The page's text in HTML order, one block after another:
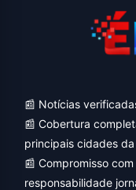
📰 Notícias
📰 Cobertura
principais cidades
📰 Compromisso
responsabilidade